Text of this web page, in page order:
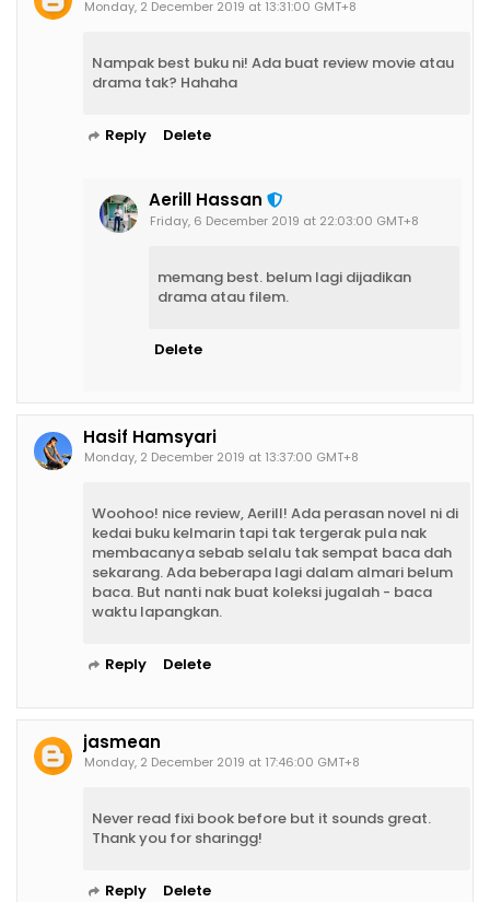
Monday, 2 December 2019 at 13:31:00 GMT+8
Nampak best buku ni! Ada buat review movie atau
drama tak? Hahaha
Reply Delete
Aerill Hassan
Friday, 6 December 2019 at 22:03:00 GMT+8
memang best. belum lagi dijadikan
drama atau filem.
Delete
Hasif Hamsyari
Monday, 2 December 2019 at 13:37:00 GMT+8
Woohoo! nice review, Aerill! Ada perasan novel ni di
kedai buku kelmarin tapi tak tergerak pula nak
membacanya sebab selalu tak sempat baca dah
sekarang. Ada beberapa lagi dalam almari belum
baca. But nanti nak buat koleksi jugalah - baca
waktu lapangkan.
Reply Delete
jasmean
Monday, 2 December 2019 at 17:46:00 GMT+8
Never read fixi book before but it sounds great.
Thank you for sharingg!
Reply Delete